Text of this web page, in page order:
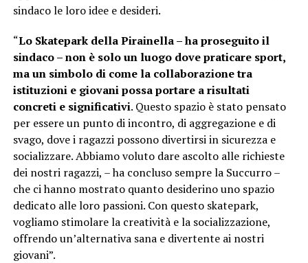
sindaco le loro idee e desideri.
“Lo Skatepark della Pirainella – ha proseguito il
sindaco – non è solo un luogo dove praticare sport,
ma un simbolo di come la collaborazione tra
istituzioni e giovani possa portare a risultati
concreti e significativi. Questo spazio è stato pensato
per essere un punto di incontro, di aggregazione e di
svago, dove i ragazzi possono divertirsi in sicurezza e
socializzare. Abbiamo voluto dare ascolto alle richieste
dei nostri ragazzi, – ha concluso sempre la Succurro –
che ci hanno mostrato quanto desiderino uno spazio
dedicato alle loro passioni. Con questo skatepark,
vogliamo stimolare la creatività e la socializzazione,
offrendo un’alternativa sana e divertente ai nostri
giovani”.